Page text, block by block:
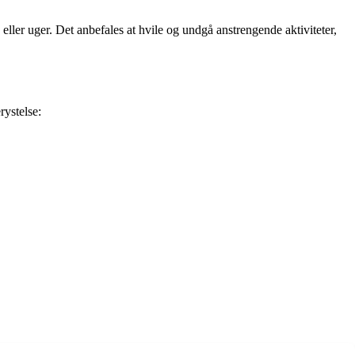
uger. Det anbefales at hvile og undgå anstrengende aktiviteter,